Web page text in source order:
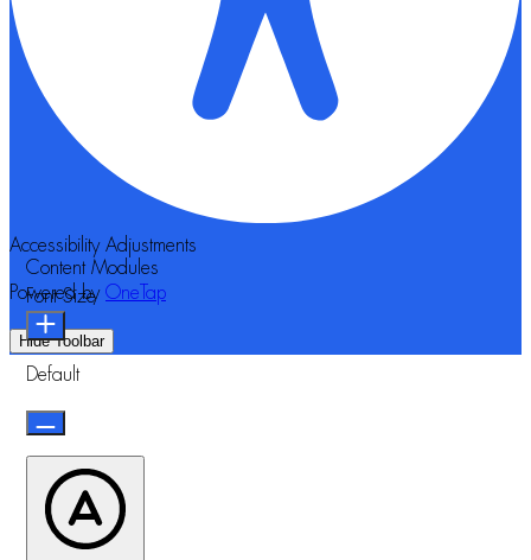
Accessibility Adjustments
Powered by OneTap
Hide Toolbar
Content Modules
Font Size
Default